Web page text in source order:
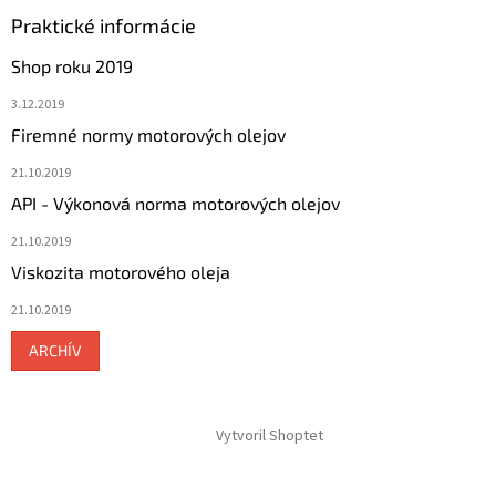
Praktické informácie
Shop roku 2019
3.12.2019
Firemné normy motorových olejov
21.10.2019
API - Výkonová norma motorových olejov
21.10.2019
Viskozita motorového oleja
21.10.2019
ARCHÍV
Vytvoril Shoptet